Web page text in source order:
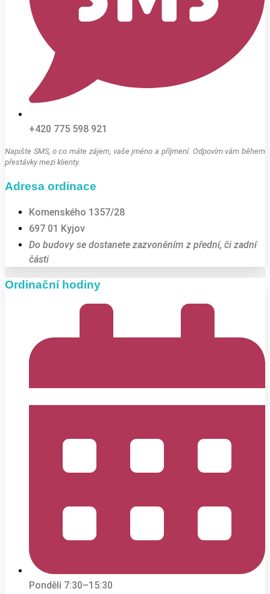
+420 775 598 921
Napište SMS, o co máte zájem, vaše jméno a příjmení. Odpovím vám během
přestávky mezi klienty.
Adresa ordinace
Komenského 1357/28
697 01 Kyjov
Do budovy se dostanete zazvoněním z přední, či zadní
části
Ordinační hodiny
Pondělí 7:30–15:30